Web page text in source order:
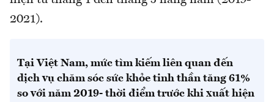
2021).
Tại Việt Nam, mức tìm kiếm liên quan đến
dịch vụ chăm sóc sức khỏe tinh thần tăng 61%
so với năm 2019- thời điểm trước khi xuất hiện